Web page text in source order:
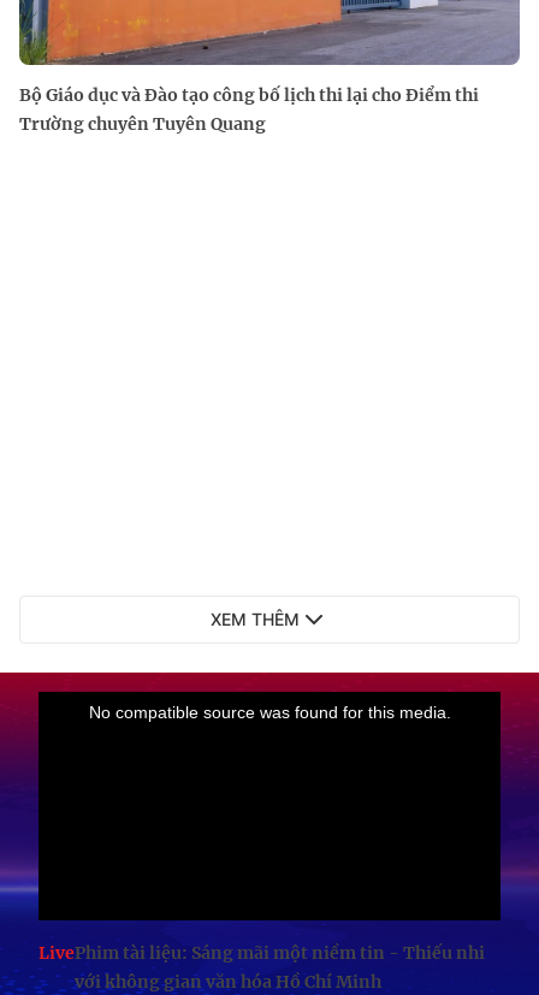
Bộ Giáo dục và Đào tạo công bố lịch thi lại cho Điểm thi
Trường chuyên Tuyên Quang
XEM THÊM
LivePhim tài liệu: Sáng mãi một niềm tin - Thiếu nhi
với không gian văn hóa Hồ Chí Minh